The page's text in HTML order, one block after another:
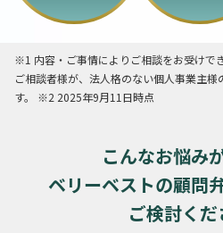
※1 内容・ご事情によりご相談をお受けで
ご相談者様が、法人格のない個人事業主
す。 ※2 2025年9月11日時点
こんなお悩み
ベリーベストの顧問
ご検討くだ